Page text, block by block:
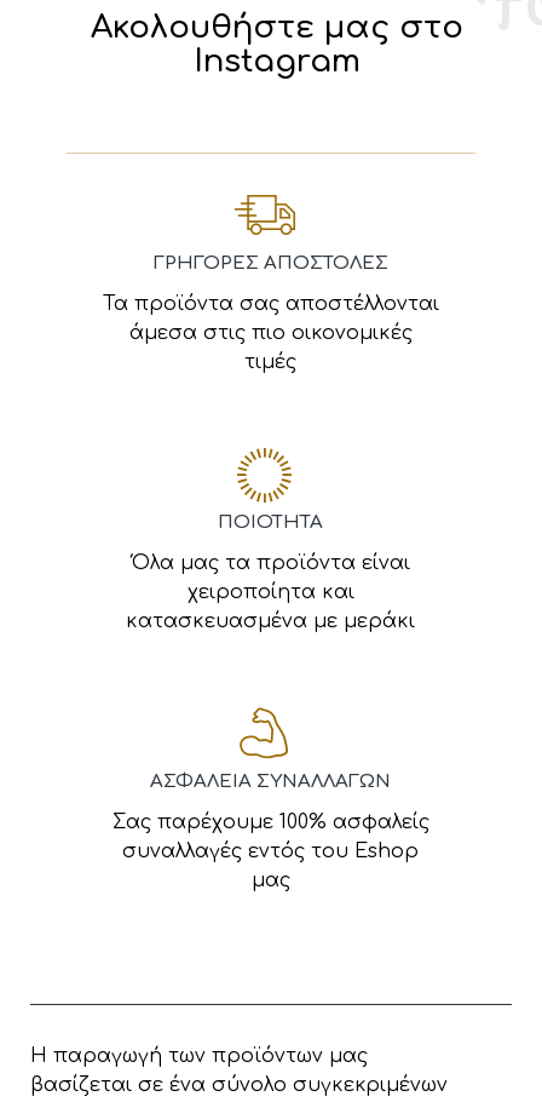
Ακολουθήστε μας στο
Instagram
ΓΡΗΓΟΡΕΣ ΑΠΟΣΤΟΛΕΣ
Τα προϊόντα σας αποστέλλονται
άμεσα στις πιο οικονομικές
τιμές
ΠΟΙΟΤΗΤΑ
Όλα μας τα προϊόντα είναι
χειροποίητα και
κατασκευασμένα με μεράκι
ΑΣΦΑΛΕΙΑ ΣΥΝΑΛΛΑΓΩΝ
Σας παρέχουμε 100% ασφαλείς
συναλλαγές εντός του Eshop
μας
Η παραγωγή των προϊόντων μας
βασίζεται σε ένα σύνολο συγκεκριμένων